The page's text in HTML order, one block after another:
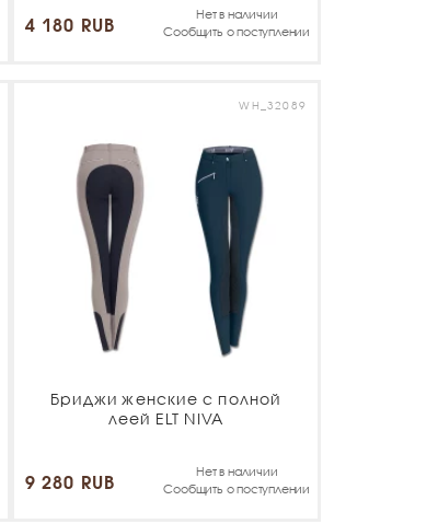
4 180 RUB
Нет в наличии
Сообщить о поступлении
WH_32089
Бриджи женские с полной
леей ELT NIVA
9 280 RUB
Нет в наличии
Сообщить о поступлении